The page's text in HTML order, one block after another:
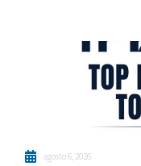
agosto 6, 2026